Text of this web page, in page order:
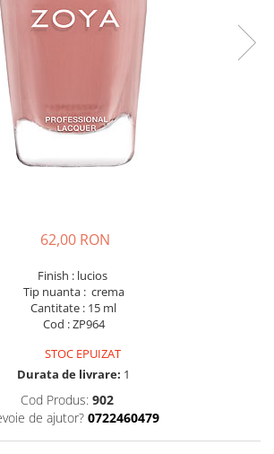
62,00 RON
Finish : lucios
Tip nuanta : crema
Cantitate : 15 ml
Cod : ZP964
STOC EPUIZAT
Durata de livrare: 1
Cod Produs: 902
de ajutor? 0722460479